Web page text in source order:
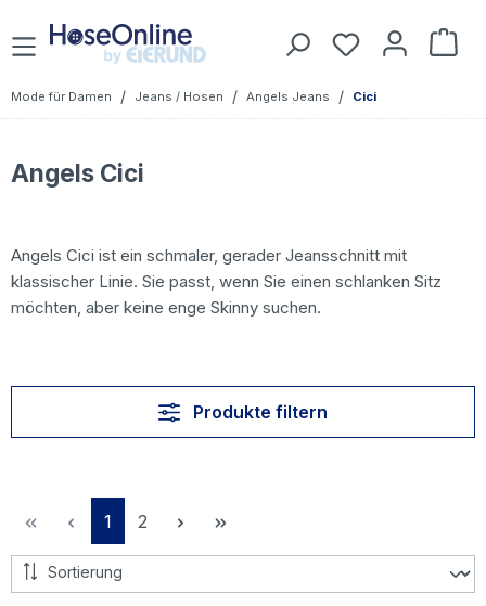
Zum Hauptinhalt springen Du hast 0
Mode für Damen / Jeans / Hosen / Angels Jeans / Cici
Angels Cici
Angels Cici ist ein schmaler, gerader Jeansschnitt mit
klassischer Linie. Sie passt, wenn Sie einen schlanken Sitz
möchten, aber keine enge Skinny suchen.
Produkte filtern
Seite
1 Seite
2